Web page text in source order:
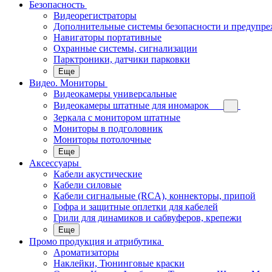
Безопасность
Видеорегистраторы
Дополнительные системы безопасности и
Навигаторы портативные
Охранные системы, сигнализации
Парктроники, датчики парковки
Еще
Видео. Мониторы
Видеокамеры универсальные
Видеокамеры штатные для иномарок
Зеркала с монитором штатные
Мониторы в подголовник
Мониторы потолочные
Еще
Аксессуары
Кабели акустические
Кабели силовые
Кабели сигнальные (RCA), коннекторы, припой
Гофра и защитные оплетки для кабелей
Грили для динамиков и сабвуферов, крепежи
Еще
Промо продукция и атрибутика
Ароматизаторы
Наклейки, Тюнинговые краски